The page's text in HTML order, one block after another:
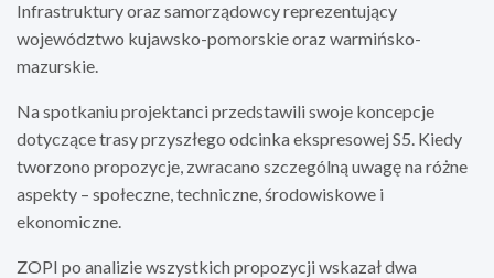
Infrastruktury oraz samorządowcy reprezentujący
województwo kujawsko-pomorskie oraz warmińsko-
mazurskie.
Na spotkaniu projektanci przedstawili swoje koncepcje
dotyczące trasy przyszłego odcinka ekspresowej S5. Kiedy
tworzono propozycje, zwracano szczególną uwagę na różne
aspekty – społeczne, techniczne, środowiskowe i
ekonomiczne.
ZOPI po analizie wszystkich propozycji wskazał dwa